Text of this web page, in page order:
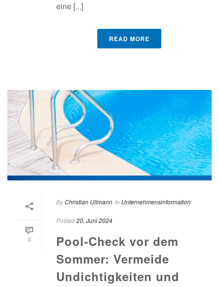
eine [...]
READ MORE
0
ByChristian Ullmann In Unternehmensinformation
Posted20. Juni 2024
Pool-Check vor dem
Sommer: Vermeide
Undichtigkeiten und